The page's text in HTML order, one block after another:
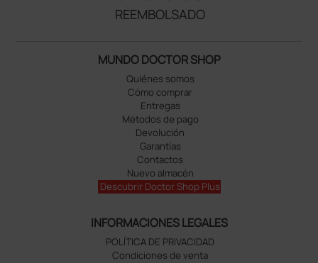
REEMBOLSADO
MUNDO DOCTOR SHOP
Quiénes somos
Cómo comprar
Entregas
Métodos de pago
Devolución
Garantías
Contactos
Nuevo almacén
Descubrir Doctor Shop Plus
INFORMACIONES LEGALES
POLÍTICA DE PRIVACIDAD
Condiciones de venta